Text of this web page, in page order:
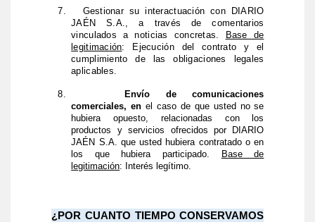
7.
Gestionar su interactuación con DIARIO
JAÉN S.A., a través de comentarios
vinculados a noticias concretas.
Base de
legitimación: Ejecución del contrato y el
cumplimiento de las obligaciones legales
aplicables.
8.
Envío de comunicaciones
comerciales, en el caso de que usted no se
hubiera opuesto, relacionadas con los
productos y servicios ofrecidos por DIARIO
JAÉN S.A. que usted hubiera contratado o en
los que hubiera participado.
Base de
legitimación: Interés legítimo.
¿POR CUANTO TIEMPO CONSERVAMOS